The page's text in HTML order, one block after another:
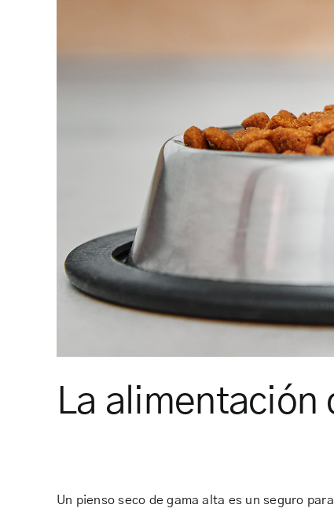
La alimentación
Un pienso seco de gama alta es un seguro